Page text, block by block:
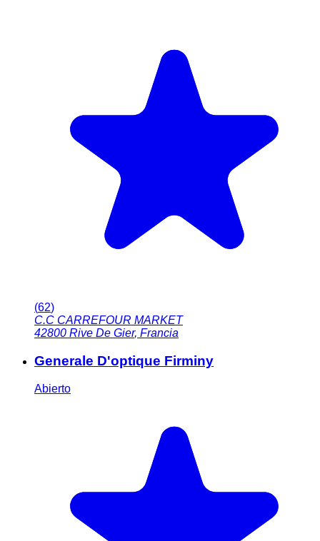
(62)
C.C CARREFOUR MARKET
42800 Rive De Gier, Francia
Generale D'optique Firminy
Abierto